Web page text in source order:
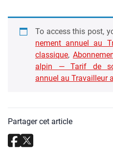
To access this post,
ne­ment annuel au
clas­sique,
alpin — Tarif de
annuel au Tra­vailleur
Partager cet article